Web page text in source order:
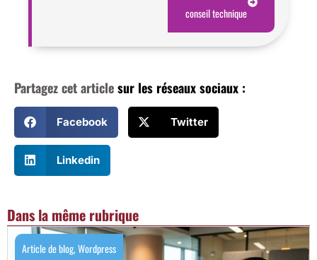
conseil technique
Partagez cet articlesur les réseaux sociaux :
Facebook Twitter
Linkedin
Dans la même rubrique
Article de blog,Wordpress